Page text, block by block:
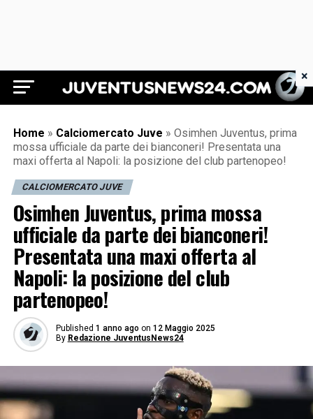
Juventus News 24
Home » Calciomercato Juve » Osimhen Juventus, prima
mossa ufficiale da parte dei bianconeri! Presentata una
maxi offerta al Napoli: la posizione del club partenopeo!
CALCIOMERCATO JUVE
Osimhen Juventus, prima mossa
ufficiale da parte dei bianconeri!
Presentata una maxi offerta al
Napoli: la posizione del club
partenopeo!
Published 1 anno ago on 12 Maggio 2025
By Redazione JuventusNews24
×